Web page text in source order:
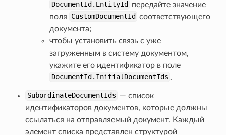
DocumentId.EntityId
передайте значение
поля
CustomDocumentId соответствующего
документа;
чтобы установить связь с уже
загруженным в систему документом,
укажите его идентификатор в поле
DocumentId.InitialDocumentIds .
SubordinateDocumentIds — список
идентификаторов документов, которые должны
ссылаться на отправляемый документ. Каждый
элемент списка представлен структурой